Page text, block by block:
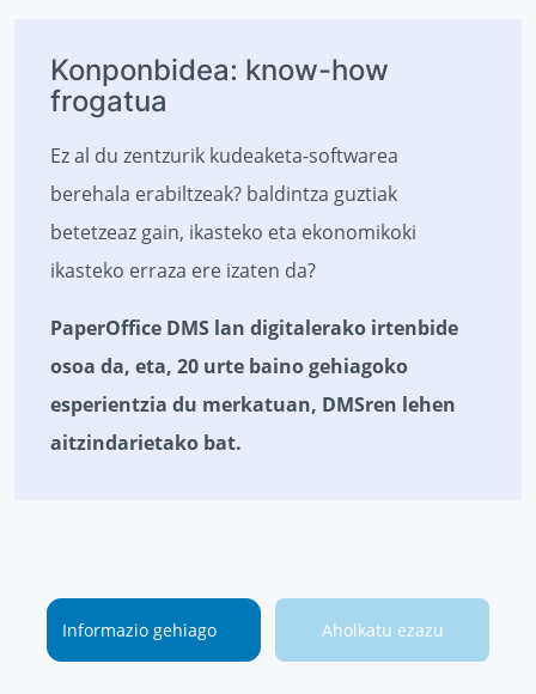
Konponbidea: know-how
frogatua
Ez al du zentzurik kudeaketa-softwarea
berehala erabiltzeak? baldintza guztiak
betetzeaz gain, ikasteko eta ekonomikoki
ikasteko erraza ere izaten da?
PaperOffice DMS lan digitalerako irtenbide
osoa da, eta, 20 urte baino gehiagoko
esperientzia du merkatuan, DMSren lehen
aitzindarietako bat.
Informazio gehiago Aholkatu ezazu